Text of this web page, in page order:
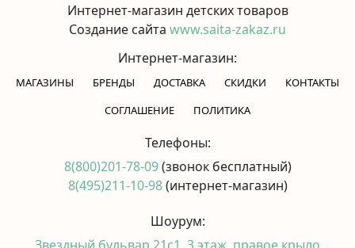
Интернет-магазин детских товаров
Создание сайта www.saita-zakaz.ru
Интернет-магазин:
МАГАЗИНЫ БРЕНДЫ ДОСТАВКА СКИДКИ
КОНТАКТЫ
CОГЛАШЕНИЕ
ПОЛИТИКА
Телефоны:
8(800)201-78-09(звонок бесплатный)
8(495)211-10-98(интернет-магазин)
Шоурум:
Звездный бульвар 21с1, 3 этаж, правое крыло